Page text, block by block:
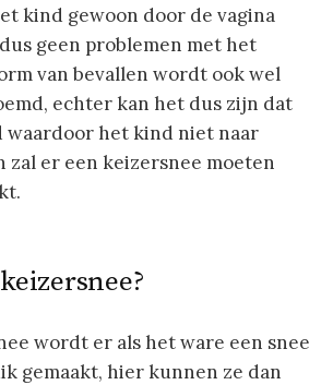
kind gewoon door de vagina
geen problemen met het
van bevallen wordt ook wel
echter kan het dus zijn dat
waardoor het kind niet naar
zal er een keizersnee moeten
wordt er als het ware een snee
gemaakt, hier kunnen ze dan